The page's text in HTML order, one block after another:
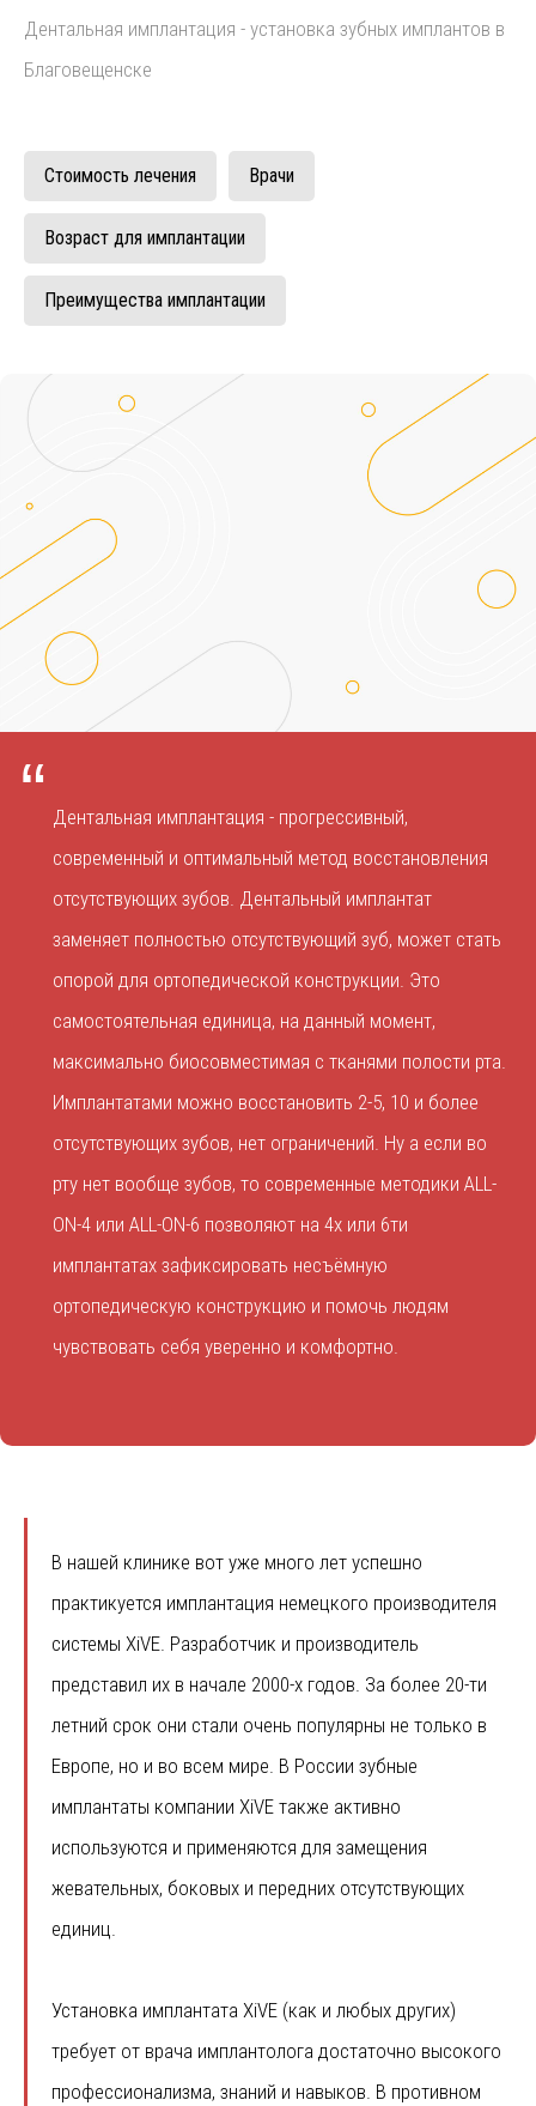
Дентальная имплантация - установка зубных имплантов в
Благовещенске
Стоимость лечения Врачи
Возраст для имплантации
Преимущества имплантации
“ Дентальная имплантация - прогрессивный,
современный и оптимальный метод восстановления
отсутствующих зубов. Дентальный имплантат
заменяет полностью отсутствующий зуб, может стать
опорой для ортопедической конструкции. Это
самостоятельная единица, на данный момент,
максимально биосовместимая с тканями полости рта.
Имплантатами можно восстановить 2-5, 10 и более
отсутствующих зубов, нет ограничений. Ну а если во
рту нет вообще зубов, то современные методики ALL-
ON-4 или ALL-ON-6 позволяют на 4х или 6ти
имплантатах зафиксировать несъёмную
ортопедическую конструкцию и помочь людям
чувствовать себя уверенно и комфортно.
В нашей клинике вот уже много лет успешно
практикуется имплантация немецкого производителя
системы XiVE. Разработчик и производитель
представил их в начале 2000-х годов. За более 20-ти
летний срок они стали очень популярны не только в
Европе, но и во всем мире. В России зубные
имплантаты компании XiVE также активно
используются и применяются для замещения
жевательных, боковых и передних отсутствующих
единиц.
Установка имплантата XiVE (как и любых других)
требует от врача имплантолога достаточно высокого
профессионализма, знаний и навыков. В противном